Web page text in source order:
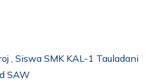
, Siswa SMK KAL-1 Tauladani
SAW